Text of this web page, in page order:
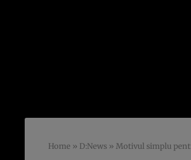
Home » D:News » Motivul simplu